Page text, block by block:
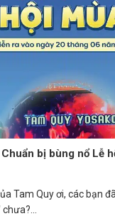
bị bùng nổ Lễ
Tam Quy ơi, các bạn